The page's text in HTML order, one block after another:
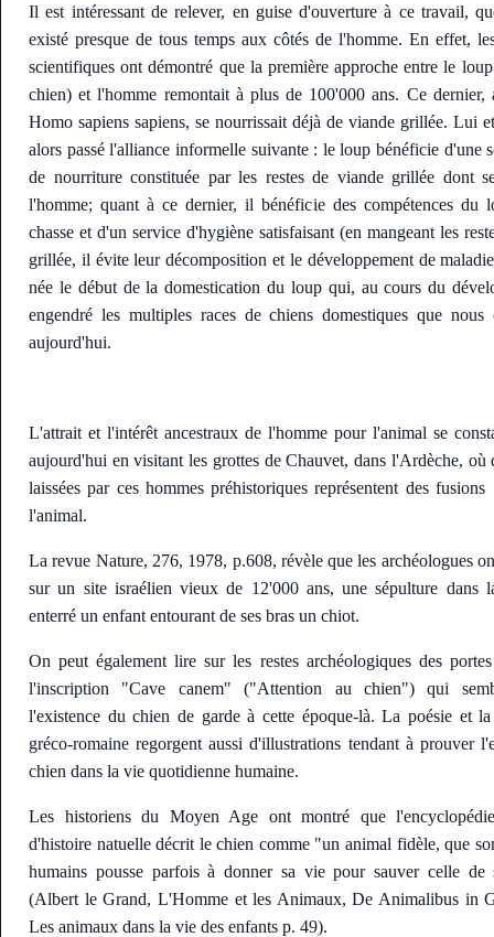
Il est intéressant de relever, en guise d'ouverture à ce travail,
existé presque de tous temps aux côtés de l'homme. En effet,
scientifiques ont démontré que la première approche entre le
chien) et l'homme remontait à plus de 100'000 ans. Ce dernier,
Homo sapiens sapiens, se nourrissait déjà de viande grillée. Lui
alors passé l'alliance informelle suivante : le loup bénéficie d'une
de nourriture constituée par les restes de viande grillée dont
l'homme; quant à ce dernier, il bénéficie des compétences du
chasse et d'un service d'hygiène satisfaisant (en mangeant les
grillée, il évite leur décomposition et le développement de
née le début de la domestication du loup qui, au cours du
engendré les multiples races de chiens domestiques que nous
aujourd'hui.
L'attrait et l'intérêt ancestraux de l'homme pour l'animal se
aujourd'hui en visitant les grottes de Chauvet, dans l'Ardèche, où
laissées par ces hommes préhistoriques représentent des
l'animal.
La revue Nature, 276, 1978, p.608, révèle que les archéologues
sur un site israélien vieux de 12'000 ans, une sépulture dans
enterré un enfant entourant de ses bras un chiot.
On peut également lire sur les restes archéologiques des
l'inscription "Cave canem" ("Attention au chien") qui
l'existence du chien de garde à cette époque-là. La poésie et
gréco-romaine regorgent aussi d'illustrations tendant à prouver
chien dans la vie quotidienne humaine.
Les historiens du Moyen Age ont montré que
d'histoire natuelle décrit le chien comme "un animal fidèle, que
humains pousse parfois à donner sa vie pour sauver celle de
(Albert le Grand, L'Homme et les Animaux, De Animalibus in
Les animaux dans la vie des enfants p. 49).